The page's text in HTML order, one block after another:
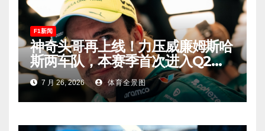
F1新闻
神奇头哥再上线！力压威廉姆斯哈
斯两车队，本赛季首次进入Q2，
车迷终于扬眉吐气！
7 月 26, 2026 体育全景图